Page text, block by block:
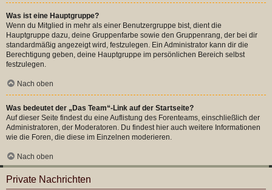
Was ist eine Hauptgruppe?
Wenn du Mitglied in mehr als einer Benutzergruppe bist, dient die
Hauptgruppe dazu, deine Gruppenfarbe sowie den Gruppenrang, der bei dir
standardmäßig angezeigt wird, festzulegen. Ein Administrator kann dir die
Berechtigung geben, deine Hauptgruppe im persönlichen Bereich selbst
festzulegen.
Nach oben
Was bedeutet der „Das Team“-Link auf der Startseite?
Auf dieser Seite findest du eine Auflistung des Forenteams, einschließlich der
Administratoren, der Moderatoren. Du findest hier auch weitere Informationen
wie die Foren, die diese im Einzelnen moderieren.
Nach oben
Private Nachrichten